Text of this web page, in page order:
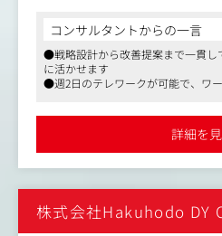
■主な業務内容
・Google広告、Meta広告、
運用
・アカウント設計およびターゲ
化
・数値分析・効果測定・KPI管理
コンサルタントからの一言
●戦略設計から改善提案まで一貫し
に活かせます
●週2日のテレワークが可能で、ワ
詳細を
株式会社Hakuhodo DY